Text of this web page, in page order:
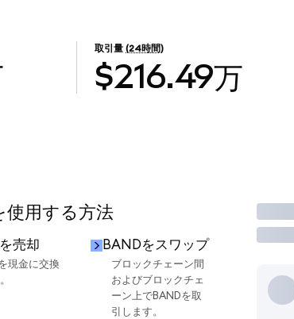
取引量 (24時間)
$216.49万
用する方法
売却
現金に交換
BANDをスワップ
ブロックチェーン間
およびブロックチェ
ーン上でBANDを取
引します。
取引